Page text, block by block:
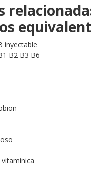
inyectable
B2 B3 B6